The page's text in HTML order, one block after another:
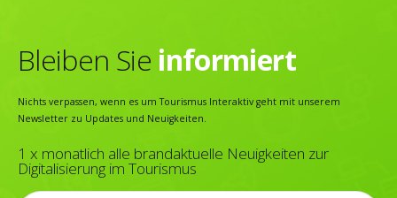
Bleiben Sie informiert
Nichts verpassen, wenn es um Tourismus Interaktiv geht mit unserem
Newsletter zu Updates und Neuigkeiten.
1 x monatlich alle brandaktuelle Neuigkeiten zur
Digitalisierung im Tourismus